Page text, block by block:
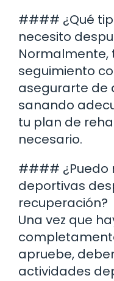
#### ¿Qué
necesito
Normalmente,
seguimiento
asegurarte de
sanando
tu plan de
necesario.
#### ¿Puedo
deportivas
recuperación?
Una vez que
apruebe,
actividades